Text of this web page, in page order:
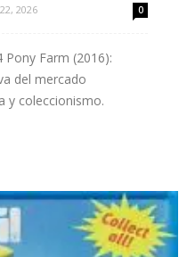
2026 0
Pony Farm (2016):
del mercado
y coleccionismo.